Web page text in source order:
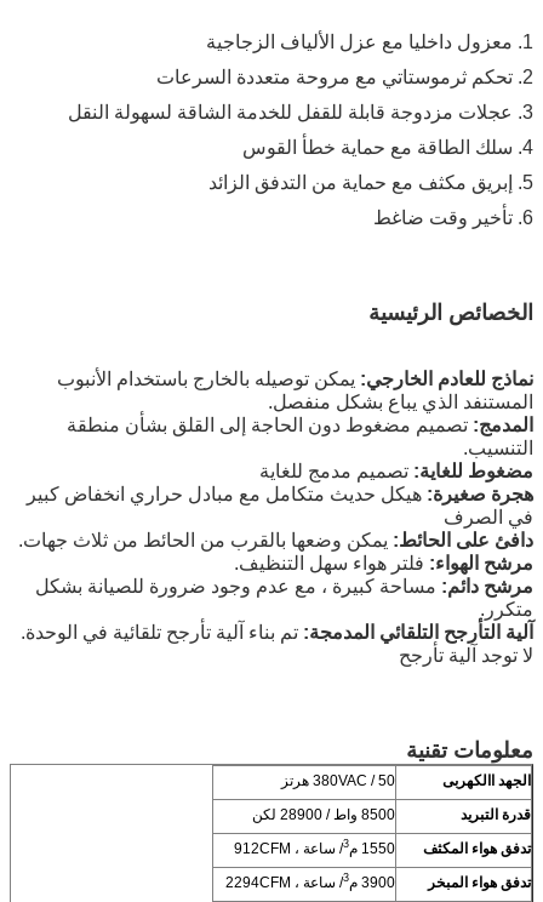
1. معزول داخليا مع عزل الألياف الزجاجية
2. تحكم ثرموستاتي مع مروحة متعددة السرعات
3. عجلات مزدوجة قابلة للقفل للخدمة الشاقة لسهولة النقل
4. سلك الطاقة مع حماية خطأ القوس
5. إبريق مكثف مع حماية من التدفق الزائد
6. تأخير وقت ضاغط
الخصائص الرئيسية
نماذج للعادم الخارجي: يمكن توصيله بالخارج باستخدام الأنبوب
المستنفد الذي يباع بشكل منفصل.
المدمج: تصميم مضغوط دون الحاجة إلى القلق بشأن منطقة
التنسيب.
مضغوط للغاية: تصميم مدمج للغاية
هجرة صغيرة: هيكل حديث متكامل مع مبادل حراري انخفاض كبير
في الصرف
دافئ على الحائط: يمكن وضعها بالقرب من الحائط من ثلاث جهات.
مرشح الهواء: فلتر هواء سهل التنظيف.
مرشح دائم: مساحة كبيرة ، مع عدم وجود ضرورة للصيانة بشكل
متكرر.
آلية التأرجح التلقائي المدمجة: تم بناء آلية تأرجح تلقائية في الوحدة.
لا توجد آلية تأرجح
معلومات تقنية
الجهد االكهربى
380VAC / 50 هرتز
قدرة التبريد
8500 واط / 28900 لكن
تدفق هواء المكثف
1550 م 3/ ساعة ، 912CFM
تدفق هواء المبخر
3900 م 3/ ساعة ، 2294CFM